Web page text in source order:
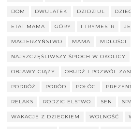
DOM DWULATEK DZIDZIUL
ETAT MAMA GÓRY I TRYMESTR
MACIERZYŃSTWO MAMA MDŁOŚCI
NAJSZCZĘŚLIWSZY ŚPIOCH W OKOLICY
OBJAWY CIĄŻY OBUDŹ I POZWÓL
PODRÓŻ PORÓD POŁÓG
RELAKS RODZICIELSTWO SEN
WAKACJE Z DZIECKIEM WOLNOŚĆ